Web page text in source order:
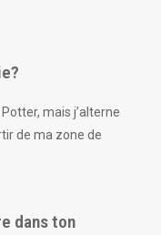
Potter, mais j’alterne
de ma zone de
dans ton